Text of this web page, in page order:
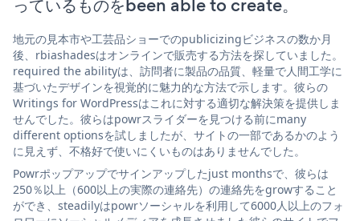
地元の見本市や工芸品ショーでのpublicizingビジネスの数か月
後、rbiashadesはオンラインで販売する方法を探していました。
required the abilityは、訪問者に製品の品質、軽量で人間工学に
基づいたデザインを視覚的に魅力的な方法で示します。彼らの
Writings for WordPressはこれに対する適切な解決策を提供しま
せんでした。彼らはpowrスライダーを見つける前にmany
different optionsを試しましたが、サイトの一部であるかのよう
に見えず、不格好で使いにくいものはありませんでした。
Powrポップアップでサインアップしたjust monthsで、彼らは
250％以上（600以上の実際の連絡先）の連絡先をgrowすること
ができ、steadilyはpowrソーシャルを利用して6000人以上のフォ